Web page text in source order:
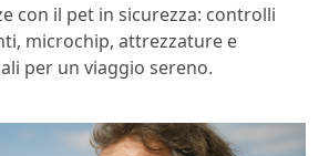
con il pet in sicurezza: controlli
microchip, attrezzature e
per un viaggio sereno.